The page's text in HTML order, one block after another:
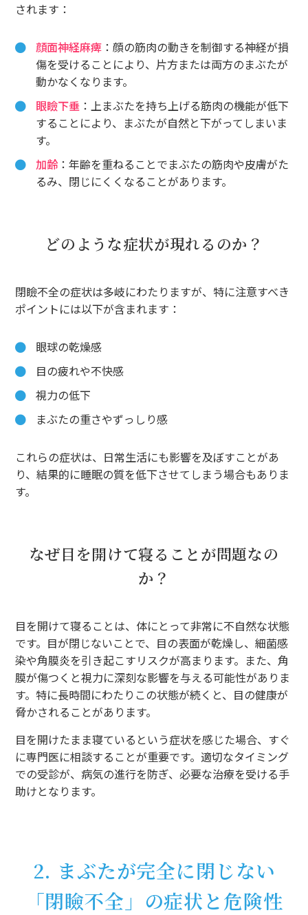
されます：
顔面神経麻痺 ：顔の筋肉の動きを制御する神経が損
傷を受けることにより、片方または両方のまぶたが
動かなくなります。
眼瞼下垂 ：上まぶたを持ち上げる筋肉の機能が低下
することにより、まぶたが自然と下がってしまいま
す。
加齢 ：年齢を重ねることでまぶたの筋肉や皮膚がた
るみ、閉じにくくなることがあります。
どのような症状が現れるのか？
閉瞼不全の症状は多岐にわたりますが、特に注意すべき
ポイントには以下が含まれます：
眼球の乾燥感
目の疲れや不快感
視力の低下
まぶたの重さやずっしり感
これらの症状は、日常生活にも影響を及ぼすことがあ
り、結果的に睡眠の質を低下させてしまう場合もありま
す。
なぜ目を開けて寝ることが問題なの
か？
目を開けて寝ることは、体にとって非常に不自然な状態
です。目が閉じないことで、目の表面が乾燥し、細菌感
染や角膜炎を引き起こすリスクが高まります。また、角
膜が傷つくと視力に深刻な影響を与える可能性がありま
す。特に長時間にわたりこの状態が続くと、目の健康が
脅かされることがあります。
目を開けたまま寝ているという症状を感じた場合、すぐ
に専門医に相談することが重要です。適切なタイミング
での受診が、病気の進行を防ぎ、必要な治療を受ける手
助けとなります。
2. まぶたが完全に閉じない
「閉瞼不全」の症状と危険性